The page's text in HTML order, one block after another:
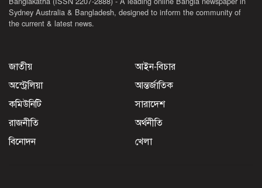
Sydney Australia & Bangladesh, designed to inform the community of
the current & latest news.
জাতীয়
আইন-বিচার
অস্ট্রেলিয়া
আন্তর্জাতিক
কমিউনিটি
সারাদেশ
রাজনীতি
অর্থনীতি
বিনোদন
খেলা